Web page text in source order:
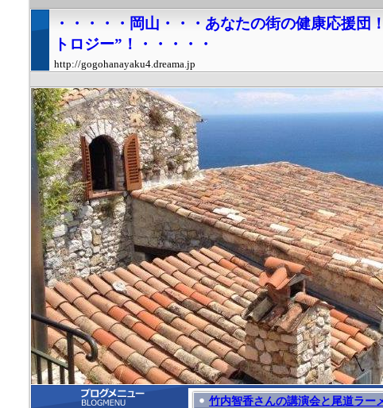
・・・・・岡山・・・あなたの街の健康応援団
トロジー”！・・・・・
http://gogohanayaku4.dreama.jp
竹内智香さんの講演会と尾道ラー